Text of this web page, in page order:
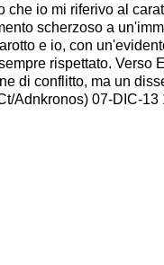
che io mi riferivo al
scherzoso a
e io, con
rispettato. Verso
di conflitto, ma un
Adnkronos) 07-DIC-13